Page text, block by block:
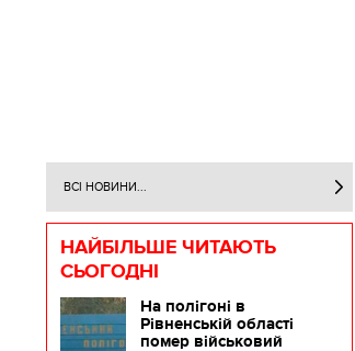
ВСІ НОВИНИ...
НАЙБІЛЬШЕ ЧИТАЮТЬ
СЬОГОДНІ
На полігоні в
Рівненській області
помер військовий